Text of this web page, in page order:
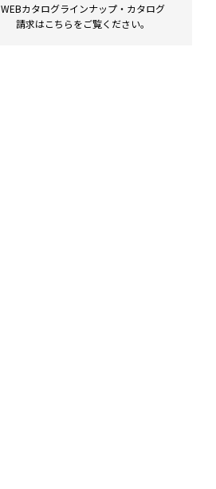
WEBカタログラインナップ・ カタログ
請求はこちらをご覧ください。